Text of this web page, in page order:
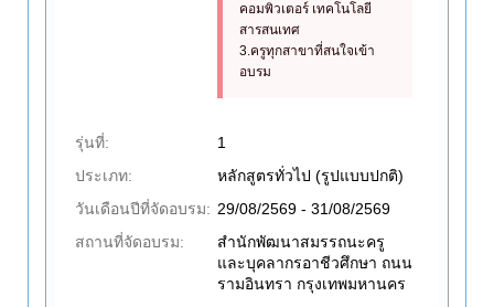
คอมพิวเตอร์ เทคโนโลยี
สารสนเทศ
3.ครูทุกสาขาที่สนใจเข้า
อบรม
รุ่นที่:
1
ประเภท:
หลักสูตรทั่วไป (รูปแบบปกติ)
วันเดือนปีที่จัดอบรม: 29/08/2569 - 31/08/2569
สถานที่จัดอบรม:
สำนักพัฒนาสมรรถนะครู
และบุคลากรอาชีวศึกษา ถนน
รามอินทรา กรุงเทพมหานคร